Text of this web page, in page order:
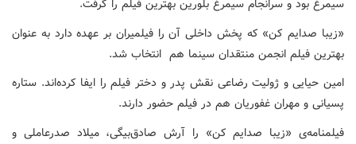
سیمرغ بود و سرانجام سیمرغ بلورین بهترین فیلم را گرفت.
«زیبا صدایم کن» که پخش داخلی آن را فیلمیران بر عهده دارد به عنوان
بهترین فیلم انجمن منتقدان سینما هم انتخاب شد.
امین حیایی و ژولیت رضاعی نقش پدر و دختر فیلم را ایفا کرده‌اند. ستاره
پسیانی و مهران غفوریان هم در فیلم حضور دارند.
فیلمنامه‌ی «زیبا صدایم کن» را آرش صادق‌بیگی، میلاد صدرعاملی و